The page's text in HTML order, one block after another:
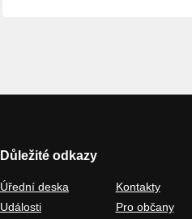
Důležité odkazy
Úřední deska
Události
Kontakty
Pro občany